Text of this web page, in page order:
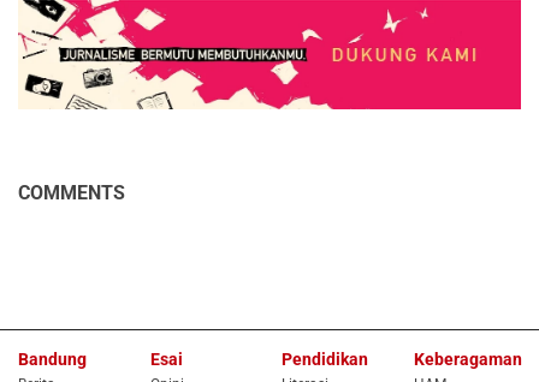
COMMENTS
Bandung Esai Pendidikan Keberagaman